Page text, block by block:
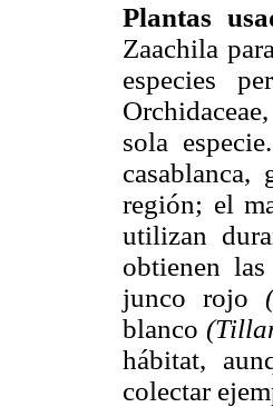
Plantas
Zaachila
especies
sola
región; el
utilizan
obtienen
junco rojo
blanco
hábitat,
colectar